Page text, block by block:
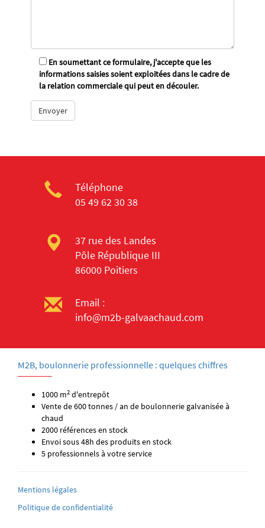
En soumettant ce formulaire, j'accepte que les
informations saisies soient exploitées dans le cadre de
la relation commerciale qui peut en découler.
Téléphone
05 49 62 30 38
37 rue des Landes
Pôle République III
86000 Poitiers
Email :
info@m2b-galvaachaud.com
M2B, boulonnerie professionnelle : quelques chiffres
1000 m2 d'entrepôt
Vente de 600 tonnes / an de boulonnerie galvanisée à
chaud
2000 références en stock
Envoi sous 48h des produits en stock
5 professionnels à votre service
Mentions légales
Politique de confidentialité